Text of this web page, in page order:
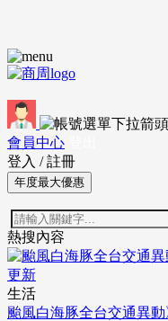
會員中心
登入 / 註冊
年度最大優惠
熱搜內容
生活
颱風白海豚全台交通異